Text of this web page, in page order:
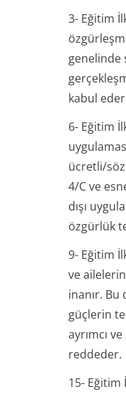
3- Eğitim
genelinde
kabul
6- Eğitim
ücretli/
4/C ve
dışı
özgürlük
9- Eğitim
ve
inanır.
güçlerin
ayrımcı
reddeder.
15- Eğitim